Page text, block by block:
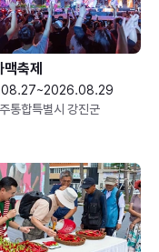
축제
통합특별시 강진군